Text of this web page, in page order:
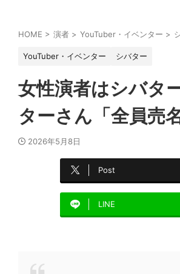
HOME > 演者 > YouTuber・イベンター >
YouTuber・イベンター シバター
女性演者はシバタ
ターさん「全員売
2026年5月8日
Post
LINE